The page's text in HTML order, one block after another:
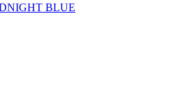
BLUE